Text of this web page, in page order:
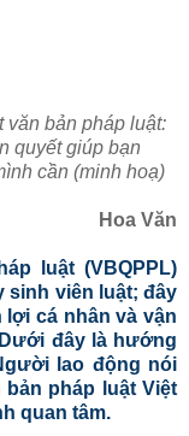
văn bản pháp luật:
quyết giúp bạn
cần (minh hoạ)
Hoa Văn
luật (VBQPPL)
sinh viên luật; đây
lợi cá nhân và vận
đây là hướng
lao động nói
pháp luật Việt
quan tâm.